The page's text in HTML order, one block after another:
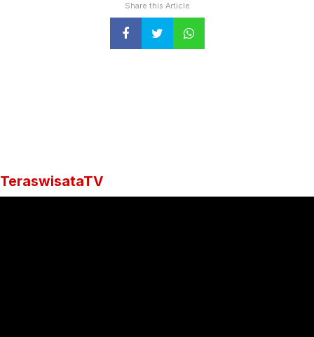
Share this Article
TeraswisataTV